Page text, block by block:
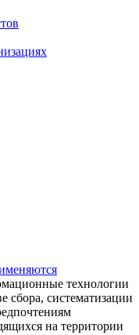
технологии
сбора, систематизации
на территории